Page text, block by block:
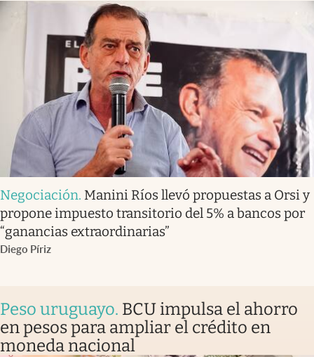
Negociación. Manini Ríos llevó propuestas a Orsi y
propone impuesto transitorio del 5% a bancos por
“ganancias extraordinarias”
Diego Píriz
Peso uruguayo. BCU impulsa el ahorro
en pesos para ampliar el crédito en
moneda nacional